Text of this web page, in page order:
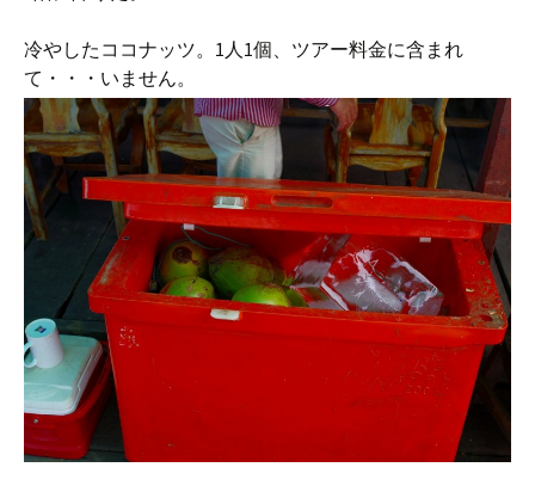
冷やしたココナッツ。1人1個、ツアー料金に含まれ
て・・・いません。